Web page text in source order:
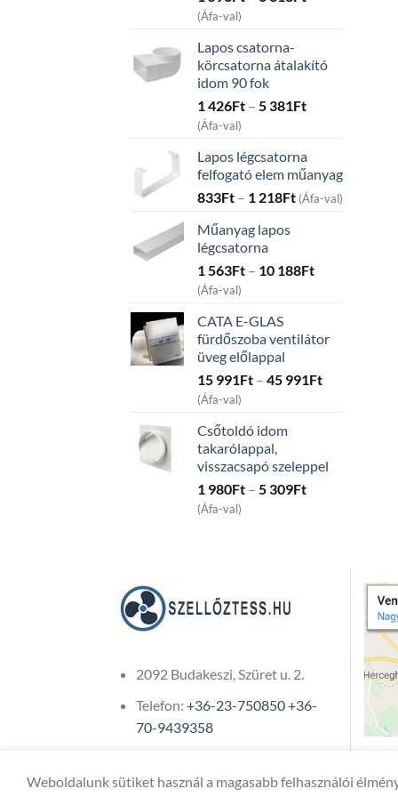
through
313Ft
(Áfa-val)
Lapos csatorna-
körcsatorna átalakító
idom 90 fok
1 426Ft – 5 381FtPrice
426Ft
through
5
(Áfa-val)
Lapos légcsatorna
felfogató elem műanyag
833Ft – 1 218FtPrice
1
(Áfa-val)
Műanyag lapos
légcsatorna
1 563Ft – 10 188FtPrice
through
188Ft
(Áfa-val)
CATA E-GLAS
fürdőszoba ventilátor
üveg előlappal
15 991Ft – 45 991FtPrice
45
(Áfa-val)
Csőtoldó idom
takarólappal,
visszacsapó szeleppel
1 980Ft – 5 309FtPrice
(Áfa-val)
2092 Budakeszi, Szüret u. 2.
Telefon: +36-23-750850+36-
70-9439358
Copyright 2026 ©ONIXCOM KFT.
Weboldalunk sütiket használ a magasabb felhasználói